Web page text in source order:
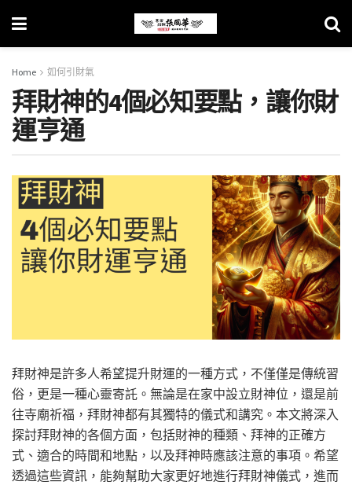
Home 如何引財氣
拜財神的4個必知要點，讓你財
運亨通
拜財神是許多人希望提升財運的一種方式，不僅僅是傳統習
俗，更是一種心靈寄託。無論是在家中設立財神位，還是前
往寺廟祈福，拜財神都有其獨特的儀式和講究。本文將深入
探討拜財神的各個方面，包括財神的種類、拜神的正確方
式、適合的時間和地點，以及拜神時應該注意的事項。希望
透過這些資訊，能夠幫助大家更好地進行拜財神儀式，進而